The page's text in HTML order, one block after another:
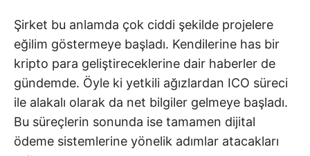
Şirket bu anlamda çok ciddi şekilde projelere
eğilim göstermeye başladı. Kendilerine has bir
kripto para geliştireceklerine dair haberler de
gündemde. Öyle ki yetkili ağızlardan ICO süreci
ile alakalı olarak da net bilgiler gelmeye başladı.
Bu süreçlerin sonunda ise tamamen dijital
ödeme sistemlerine yönelik adımlar atacakları